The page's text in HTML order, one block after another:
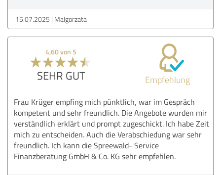
15.07.2025 Malgorzata
4,60 von 5
SEHR GUT Empfehlung
Frau Krüger empfing mich pünktlich, war im Gespräch
kompetent und sehr freundlich. Die Angebote wurden mir
verständlich erklärt und prompt zugeschickt. Ich habe Zeit
mich zu entscheiden. Auch die Verabschiedung war sehr
freundlich. Ich kann die Spreewald- Service
Finanzberatung GmbH & Co. KG sehr empfehlen.